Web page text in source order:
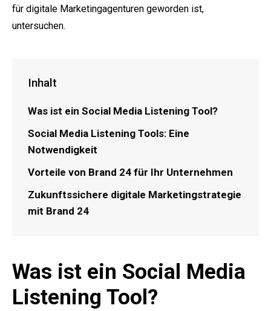
für digitale Marketingagenturen geworden ist,
untersuchen.
Inhalt
Was ist ein Social Media Listening Tool?
Social Media Listening Tools: Eine
Notwendigkeit
Vorteile von Brand 24 für Ihr Unternehmen
Zukunftssichere digitale Marketingstrategie
mit Brand 24
Was ist ein Social Media
Listening Tool?